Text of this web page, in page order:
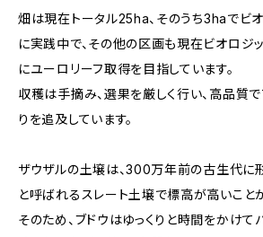
畑は現在トータル25ha、そのうち3haでビ
に実践中で、その他の区画も現在ビオロジ
にユーロリーフ取得を目指しています。
収穫は手摘み、選果を厳しく行い、高品質
りを追及しています。
ザウザルの土壌は、300万年前の古生代に
と呼ばれるスレート土壌で標高が高いこと
そのため、ブドウはゆっくりと時間をかけ